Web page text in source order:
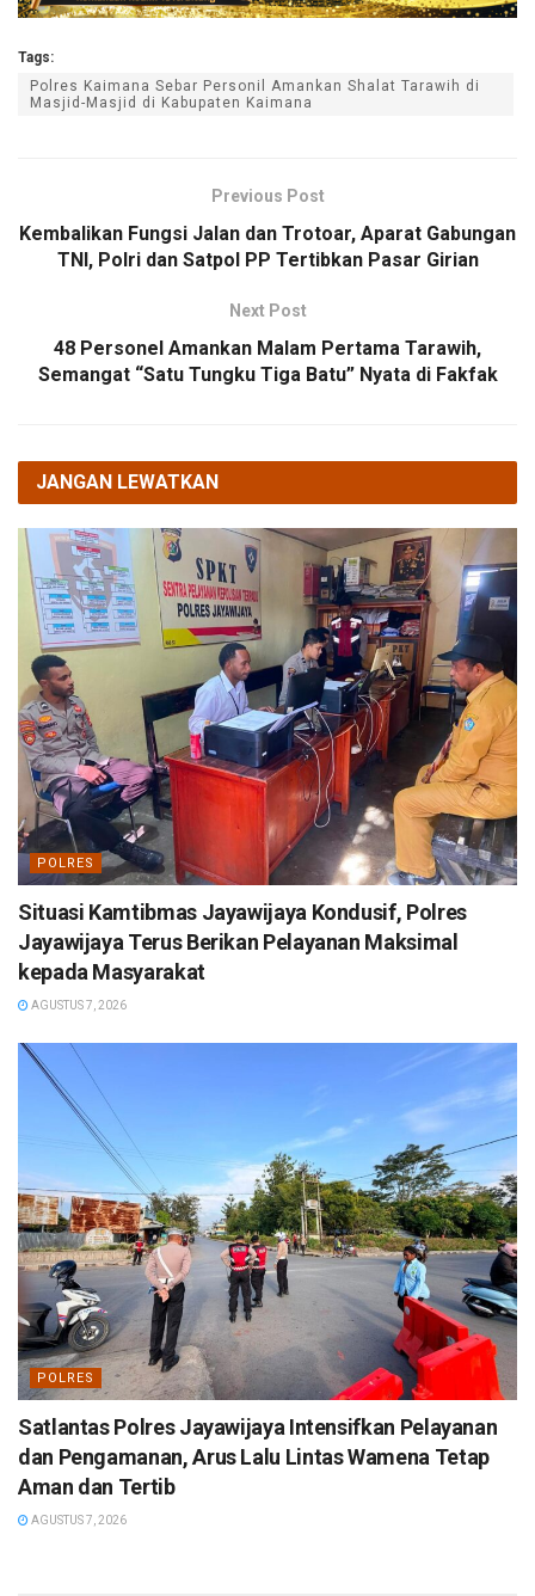
Tags:
Polres Kaimana Sebar Personil Amankan Shalat Tarawih di
Masjid-Masjid di Kabupaten Kaimana
Previous Post
Kembalikan Fungsi Jalan dan Trotoar, Aparat Gabungan
TNI, Polri dan Satpol PP Tertibkan Pasar Girian
Next Post
48 Personel Amankan Malam Pertama Tarawih,
Semangat “Satu Tungku Tiga Batu” Nyata di Fakfak
JANGAN LEWATKAN
POLRES
Situasi Kamtibmas Jayawijaya Kondusif, Polres
Jayawijaya Terus Berikan Pelayanan Maksimal
kepada Masyarakat
AGUSTUS 7, 2026
POLRES
Satlantas Polres Jayawijaya Intensifkan Pelayanan
dan Pengamanan, Arus Lalu Lintas Wamena Tetap
Aman dan Tertib
AGUSTUS 7, 2026